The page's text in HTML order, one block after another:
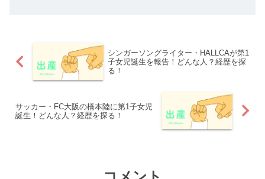
シンガーソングライター・HALLCAが第1
子女児誕生を報告！どんな人？経歴を探
る！
サッカー・FC大阪の橋本陸に第1子女児
誕生！どんな人？経歴を探る！